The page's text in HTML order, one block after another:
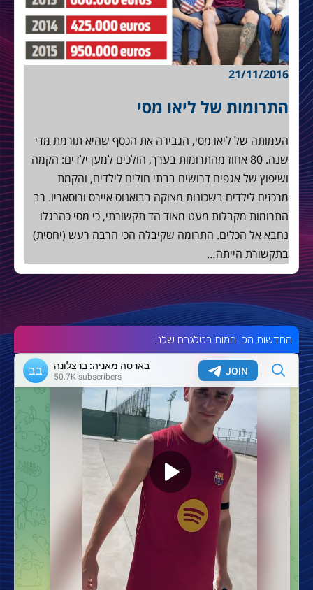
21/11/2016
התרומות של ליאו מסי
העמותה של ליאו מסי, הגבירה את הכסף שהיא תורמת מדי
שנה. 80 אחוז מהתרומות בערך, הולכים למען ילדים: הקמה
ושיפוץ של אגפים דרושים בבתי חולים לילדים, והקמת
מרכזים לילדים בשכונות מצוקה בבואנוס איירס ורוסאריו. רב
התרומות מקבלות מעט מאוד הד תקשורתי, כי מסי כהרגלו
נחבא אל הכלים. התרומה שקיבלה הכי הרבה רעש (יחסית)
בתקשורת הייתה…
החדשות הכי חמות בטלגרם שלנו